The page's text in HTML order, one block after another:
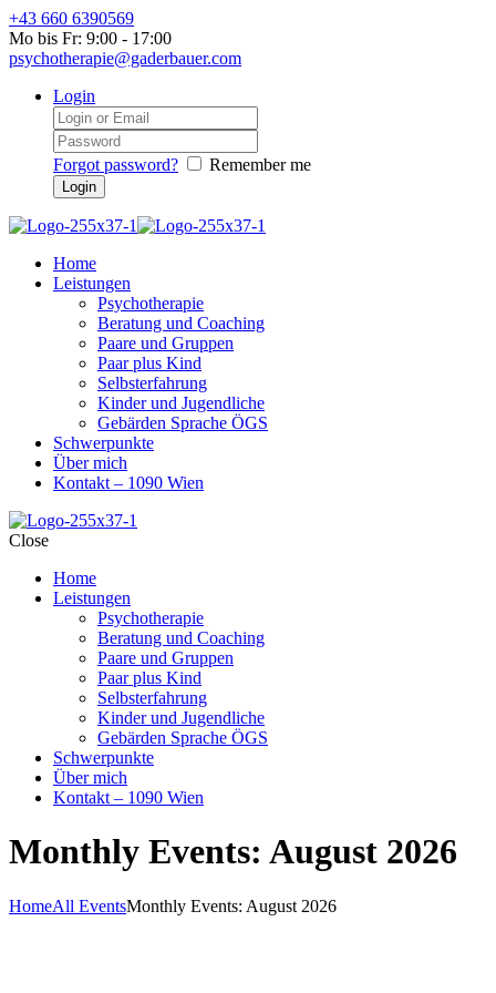
+43 660 6390569
Mo bis Fr: 9:00 - 17:00
psychotherapie@gaderbauer.com
Login
Forgot password? Remember me
Home
Leistungen
Psychotherapie
Beratung und Coaching
Paare und Gruppen
Paar plus Kind
Selbsterfahrung
Kinder und Jugendliche
Gebärden Sprache ÖGS
Schwerpunkte
Über mich
Kontakt – 1090 Wien
Close
Home
Leistungen
Psychotherapie
Beratung und Coaching
Paare und Gruppen
Paar plus Kind
Selbsterfahrung
Kinder und Jugendliche
Gebärden Sprache ÖGS
Schwerpunkte
Über mich
Kontakt – 1090 Wien
Monthly Events: August 2026
HomeAll EventsMonthly Events: August 2026